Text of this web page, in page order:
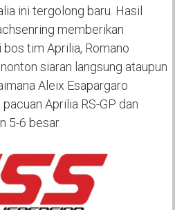
ini tergolong baru. Hasil
memberikan
tim Aprilia, Romano
siaran langsung ataupun
Aleix Esapargaro
Aprilia RS-GP dan
5-6 besar.